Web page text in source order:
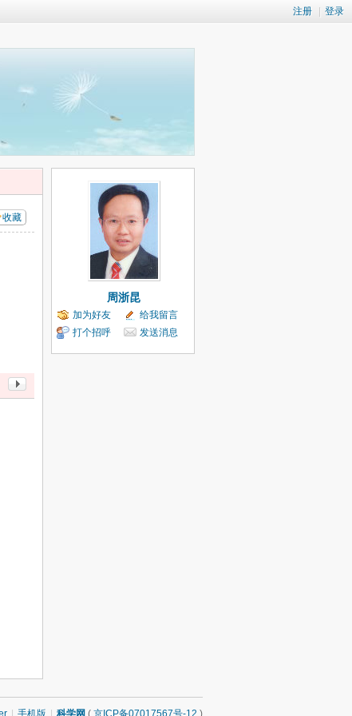
注册 登录
收藏
周浙昆
加为好友
给我留言
打个招呼
发送消息
手机版 科学网 ( 京ICP备07017567号-12 )